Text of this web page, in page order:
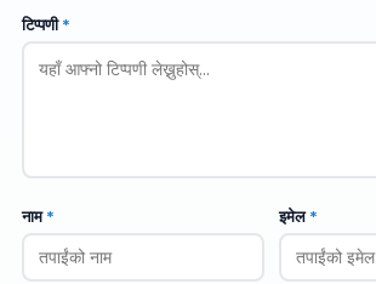
टिप्पणी*
नाम* इमेल*